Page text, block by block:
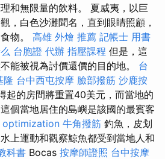
和無限量的飲料。 夏威夷，以巨
，白色沙灘聞名，直到眼睛照顧，
物。 高雄 外燴 推薦 記帳士 用書
台胞證 代辦 指壓課程 但是，這
能被視為討價還價的目的地。 台
隆 台中西屯按摩 臉部撥筋 沙鹿按
起的房間將重置40美元，而當地的
個當地居住的島嶼是該國的最賓客
optimization 牛角撥筋 釣魚，皮划
上運動和觀察鯨魚都受到當地人和
科書 Bocas 按摩師證照 台中按摩